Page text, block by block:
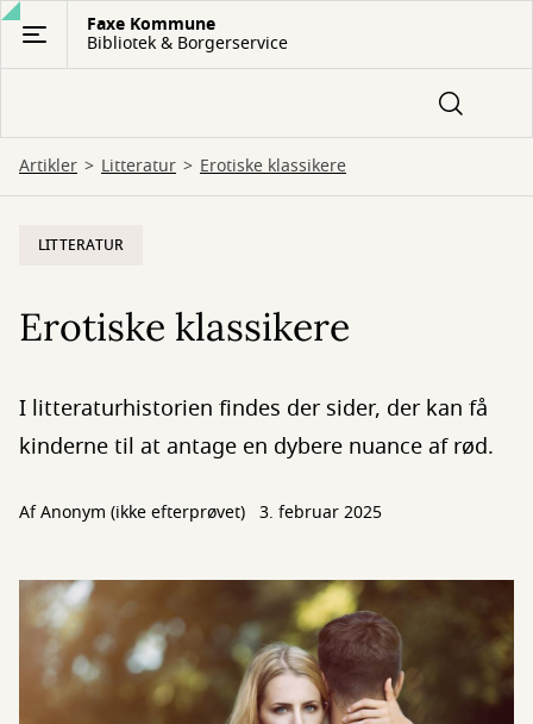
Gå
hovedindhold
Faxe Kommune
Bibliotek & Borgerservice
Artikler Litteratur Erotiske klassikere
LITTERATUR
Erotiske klassikere
I litteraturhistorien findes der sider, der kan få
kinderne til at antage en dybere nuance af rød.
AfAnonym (ikke efterprøvet) 3. februar 2025